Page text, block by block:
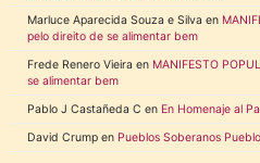
Marluce Aparecida Souza e Silva en
pelo direito de se alimentar bem
Frede Renero Vieira en MANIFESTO
se alimentar bem
Pablo J Castañeda C en En Homenaje al
David Crump en Pueblos Soberanos